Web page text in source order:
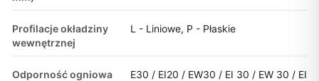
Profilacje okładziny
wewnętrznej
L - Liniowe, P - Płaskie
Odporność ogniowa
E30 / EI20 / EW30 / EI 30 / EW 30 / EI